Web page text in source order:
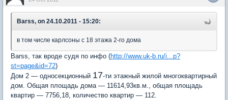
Barss, on 24.10.2011 - 15:20:
в том числе карлсоны с 18 этажа 2-го дома
Barss, так вроде судя по инфо (http://www.uk-b.ru/i...p?
st=page&id=72)
Дом 2 — односекционный 17-ти этажный жилой многоквартирный
дом. Общая площадь дома — 11614,93кв.м., общая площадь
квартир — 7756,18, количество квартир — 112.